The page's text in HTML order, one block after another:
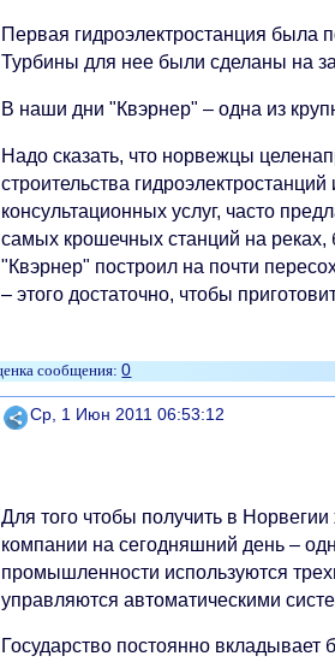
Первая гидроэлектростанция была
Турбины для нее были сделаны на
В наши дни "Квэрнер" – одна из
Надо сказать, что норвежцы
строительства
консультационных услуг, часто
самых крошечных станций на
"Квэрнер" построил на почти
– этого достаточно, чтобы
0
Поделиться
Ср, 1 Июн 2011 06:53:12
Для того чтобы получить в
компании на сегодняшний день –
промышленности используются
управляются автоматическими
Государство постоянно